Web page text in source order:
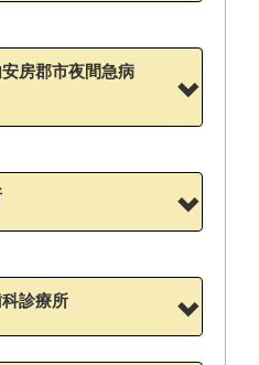
房郡市夜間急病
診療所